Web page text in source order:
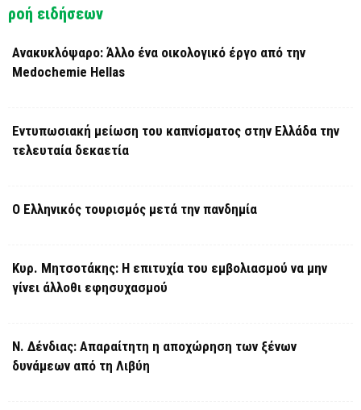
ροή ειδήσεων
Ανακυκλόψαρο: Άλλο ένα οικολογικό έργο από την
Medochemie Hellas
Εντυπωσιακή μείωση του καπνίσματος στην Ελλάδα την
τελευταία δεκαετία
Ο Ελληνικός τουρισμός μετά την πανδημία
Κυρ. Μητσοτάκης: Η επιτυχία του εμβολιασμού να μην
γίνει άλλοθι εφησυχασμού
Ν. Δένδιας: Απαραίτητη η αποχώρηση των ξένων
δυνάμεων από τη Λιβύη